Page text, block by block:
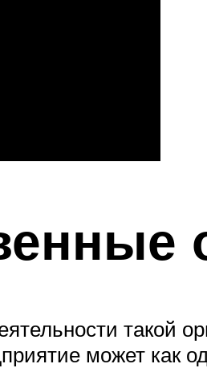
такой
может как